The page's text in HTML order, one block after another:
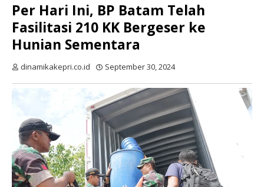
Per Hari Ini, BP Batam Telah
Fasilitasi 210 KK Bergeser ke
Hunian Sementara
dinamikakepri.co.id September 30, 2024